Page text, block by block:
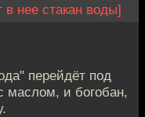
в нее стакан воды]
перейдёт под
и богобан,